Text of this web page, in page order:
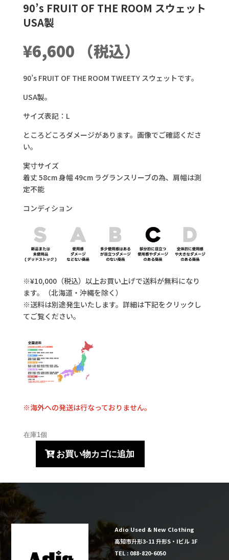
90’s FRUIT OF THE ROOM スウェット
USA製
¥6,600 （税込）
90’s FRUIT OF THE ROOM TWEETY スウェットです。
USA製。
サイズ表記：L
ところどころダメージがあります。画像でご確認くださ
い。
実寸サイズ
着丈 58cm 身幅 49cm ラグランスリーブの為、肩幅は測
定不能
コンディション
※¥10,000（税込）以上お買い上げで送料が無料になり
ます。（北海道・沖縄を除く）
※送料は別途発生いたします。詳細は下記をクリックし
てご覧ください。
※海外への発送は行なっておりません。
在庫1個
OF
THE
ROOM
ス
お買い物カゴに追加
Adio Used & New Clothing
高知市升形3-11 升形S・Iビル 1F
TEL : 088-820-6050